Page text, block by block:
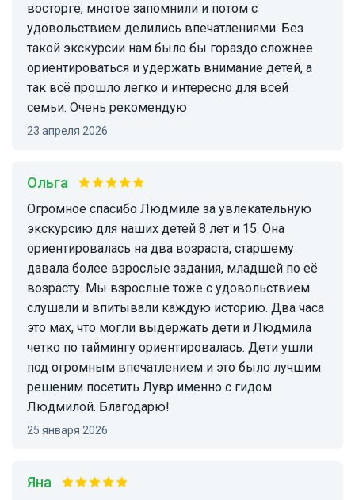
восторге, многое запомнили и потом с
удовольствием делились впечатлениями. Без
такой экскурсии нам было бы гораздо сложнее
ориентироваться и удержать внимание детей, а
так всё прошло легко и интересно для всей
семьи. Очень рекомендую
23 апреля 2026
Ольга
Огромное спасибо Людмиле за увлекательную
экскурсию для наших детей 8 лет и 15. Она
ориентировалась на два возраста, старшему
давала более взрослые задания, младшей по её
возрасту. Мы взрослые тоже с удовольствием
слушали и впитывали каждую историю. Два часа
это мах, что могли выдержать дети и Людмила
четко по таймингу ориентировалась. Дети ушли
под огромным впечатлением и это было лучшим
решеним посетить Лувр именно с гидом
Людмилой. Благодарю!
25 января 2026
Яна